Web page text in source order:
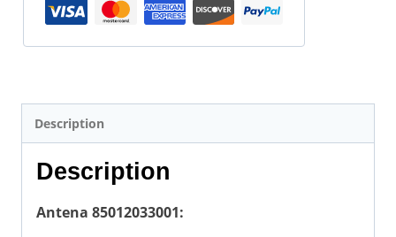
Description
Description
Antena 85012033001: